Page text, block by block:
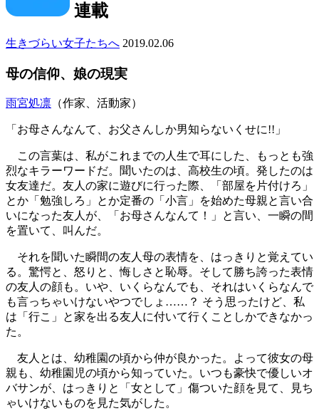
連載
生きづらい女子たちへ 2019.02.06
母の信仰、娘の現実
雨宮処凛 （作家、活動家）
「お母さんなんて、お父さんしか男知らないくせに!!」
この言葉は、私がこれまでの人生で耳にした、もっとも強
烈なキラーワードだ。聞いたのは、高校生の頃。発したのは
女友達だ。友人の家に遊びに行った際、「部屋を片付けろ」
とか「勉強しろ」とか定番の「小言」を始めた母親と言い合
いになった友人が、「お母さんなんて！」と言い、一瞬の間
を置いて、叫んだ。
それを聞いた瞬間の友人母の表情を、はっきりと覚えてい
る。驚愕と、怒りと、悔しさと恥辱。そして勝ち誇った表情
の友人の顔も。いや、いくらなんでも、それはいくらなんで
も言っちゃいけないやつでしょ……？ そう思ったけど、私
は「行こ」と家を出る友人に付いて行くことしかできなかっ
た。
友人とは、幼稚園の頃から仲が良かった。よって彼女の母
親も、幼稚園児の頃から知っていた。いつも豪快で優しいオ
バサンが、はっきりと「女として」傷ついた顔を見て、見ち
ゃいけないものを見た気がした。